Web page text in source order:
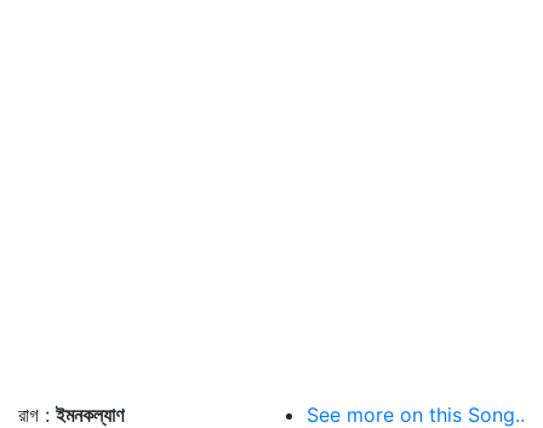
রাগ :ইমনকল্যাণ
See more on this Song..